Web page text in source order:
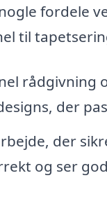
fordele
til
rådgivning
der
der
og ser